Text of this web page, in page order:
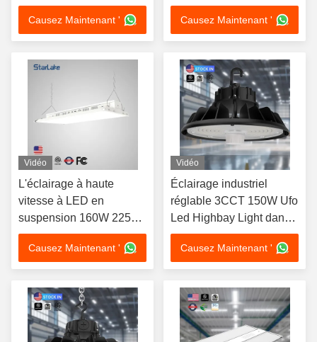
réglable 120W 150W
200W 240W
Causez Maintenant '
baie LED ronde
Causez Maintenant '
Vidéo
L'éclairage à haute
vitesse à LED en
suspension 160W 225W
300W 3CCT 3Puissance
réglable 150LM/W
Causez Maintenant '
Vidéo
Éclairage industriel
réglable 3CCT 150W Ufo
Led Highbay Light dans
les États-Unis
Causez Maintenant '